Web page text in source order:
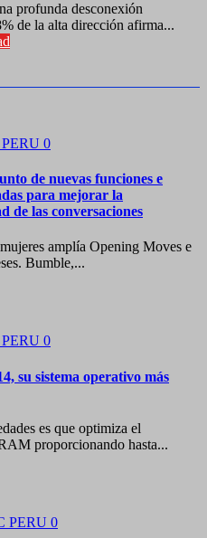
profunda desconexión
de la alta dirección afirma...
0
de nuevas funciones e
para mejorar la
de las conversaciones
amplía Opening Moves e
Bumble,...
0
su sistema operativo más
es que optimiza el
proporcionando hasta...
PERU 0